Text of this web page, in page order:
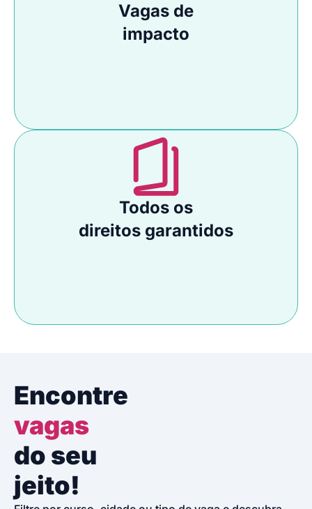
Vagas de
impacto
Todos os
direitos garantidos
Encontre
vagas
do seu
jeito!